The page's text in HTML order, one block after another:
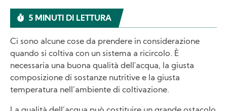
5 MINUTI DI LETTURA
Ci sono alcune cose da prendere in considerazione
quando si coltiva con un sistema a ricircolo. È
necessaria una buona qualità dell'acqua, la giusta
composizione di sostanze nutritive e la giusta
temperatura nell’ambiente di coltivazione.